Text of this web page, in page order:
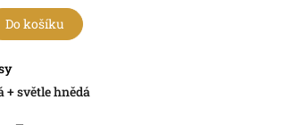
Do košíku
+ světle hnědá